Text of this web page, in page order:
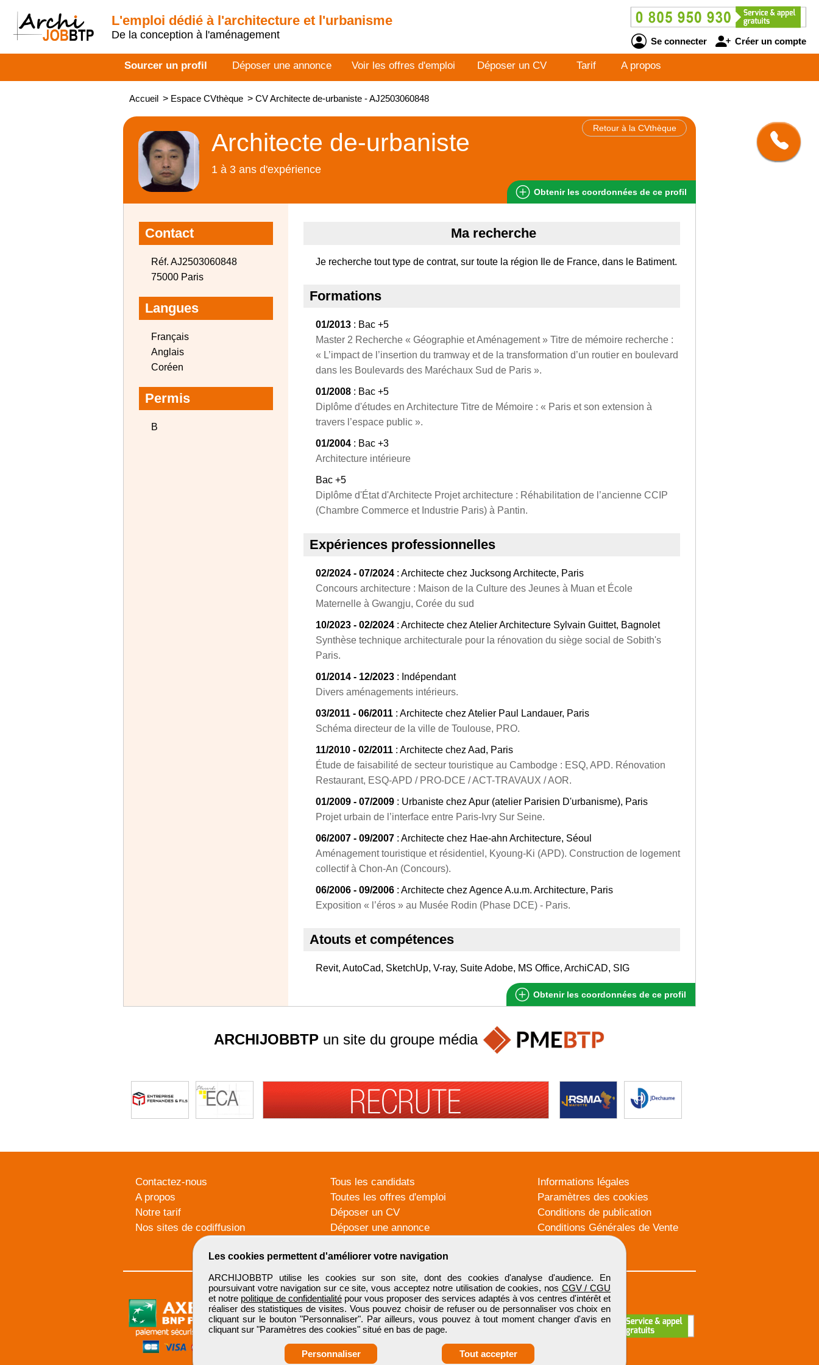
L'emploi dédié à l'architecture et l'urbanisme
De la conception à l'aménagement
Se connecter Créer un compte
Sourcer un profil Déposer une annonce Voir les offres d'emploi Déposer un CV Tarif A propos
Accueil > Espace CVthèque > CV Architecte de-urbaniste - AJ2503060848
Retour à la CVthèque
Architecte de-urbaniste
1 à 3 ans d'expérience
Obtenir les coordonnées de ce profil
Contact
Réf. AJ2503060848
75000 Paris
Langues
Français
Anglais
Coréen
Permis
B
Ma recherche
Je recherche tout type de contrat, sur toute la région Ile de France, dans le Batiment.
Formations
01/2013 : Bac +5
Master 2 Recherche « Géographie et Aménagement » Titre de mémoire recherche :
« L’impact de l’insertion du tramway et de la transformation d’un routier en boulevard
dans les Boulevards des Maréchaux Sud de Paris ».
01/2008 : Bac +5
Diplôme d'études en Architecture Titre de Mémoire : « Paris et son extension à
travers l’espace public ».
01/2004 : Bac +3
Architecture intérieure
Bac +5
Diplôme d'État d'Architecte Projet architecture : Réhabilitation de l’ancienne CCIP
(Chambre Commerce et Industrie Paris) à Pantin.
Expériences professionnelles
02/2024 - 07/2024 : Architecte chez Jucksong Architecte, Paris
Concours architecture : Maison de la Culture des Jeunes à Muan et École
Maternelle à Gwangju, Corée du sud
10/2023 - 02/2024 : Architecte chez Atelier Architecture Sylvain Guittet, Bagnolet
Synthèse technique architecturale pour la rénovation du siège social de Sobith's
Paris.
01/2014 - 12/2023 : Indépendant
Divers aménagements intérieurs.
03/2011 - 06/2011 : Architecte chez Atelier Paul Landauer, Paris
Schéma directeur de la ville de Toulouse, PRO.
11/2010 - 02/2011 : Architecte chez Aad, Paris
Étude de faisabilité de secteur touristique au Cambodge : ESQ, APD. Rénovation
Restaurant, ESQ-APD / PRO-DCE / ACT-TRAVAUX / AOR.
01/2009 - 07/2009 : Urbaniste chez Apur (atelier Parisien D'urbanisme), Paris
Projet urbain de l’interface entre Paris-Ivry Sur Seine.
06/2007 - 09/2007 : Architecte chez Hae-ahn Architecture, Séoul
Aménagement touristique et résidentiel, Kyoung-Ki (APD). Construction de logement
collectif à Chon-An (Concours).
06/2006 - 09/2006 : Architecte chez Agence A.u.m. Architecture, Paris
Exposition « l’éros » au Musée Rodin (Phase DCE) - Paris.
Atouts et compétences
Revit, AutoCad, SketchUp, V-ray, Suite Adobe, MS Office, ArchiCAD, SIG
Obtenir les coordonnées de ce profil
Les cookies permettent d'améliorer votre navigation
ARCHIJOBBTP utilise les cookies sur son site, dont des cookies d'analyse d'audience. En
poursuivant votre navigation sur ce site, vous acceptez notre utilisation de cookies, nos CGV / CGU
et notre politique de confidentialitépour vous proposer des services adaptés à vos centres d'intérêt et
réaliser des statistiques de visites. Vous pouvez choisir de refuser ou de personnaliser vos choix en
cliquant sur le bouton "Personnaliser". Par ailleurs, vous pouvez à tout moment changer d'avis en
cliquant sur "Paramètres des cookies" situé en bas de page.
Personnaliser Tout accepter
ARCHIJOBBTPun site du groupe média
Contactez-nous
A propos
Notre tarif
Nos sites de codiffusion
Tous les candidats
Toutes les offres d'emploi
Déposer un CV
Déposer une annonce
Informations légales
Paramètres des cookies
Conditions de publication
Conditions Générales de Vente